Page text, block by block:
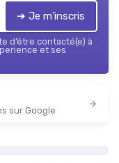
➔ Je m'inscris
d’être contacté(e) à
et ses
sur Google